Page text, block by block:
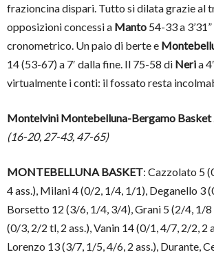
frazioncina dispari. Tutto si dilata grazie al
opposizioni concessi a Manto 54-33 a
cronometrico. Un paio di berte e
14 (53-67) a 7′ dalla fine. Il 75-58 di Neria
virtualmente i conti: il fossato resta
Montelvini Montebelluna-Bergamo Basket
(16-20, 27-43, 47-65)
MONTEBELLUNA BASKET: Cazzolato 5
4 ass.), Milani 4 (0/2, 1/4, 1/1), Deganello 3
Borsetto 12 (3/6, 1/4, 3/4), Grani 5 (2/4, 1/8
(0/3, 2/2 tl, 2 ass.), Vanin 14 (0/1, 4/7, 2/2, 2
Lorenzo 13 (3/7, 1/5, 4/6, 2 ass.), Durante,